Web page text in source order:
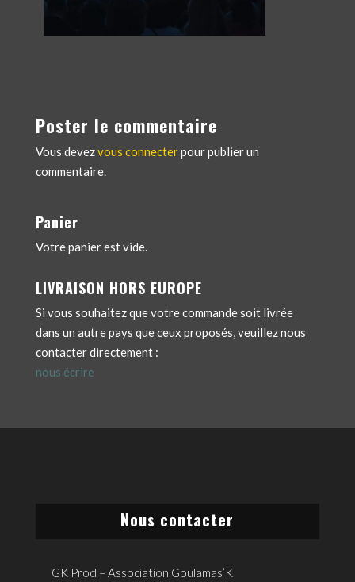
Poster le commentaire
Vous devezvous connecterpour publier un
commentaire.
Panier
Votre panier est vide.
LIVRAISON HORS EUROPE
Si vous souhaitez que votre commande soit livrée
dans un autre pays que ceux proposés, veuillez nous
contacter directement :
nous écrire
Nous contacter
GK Prod – Association Goulamas’K